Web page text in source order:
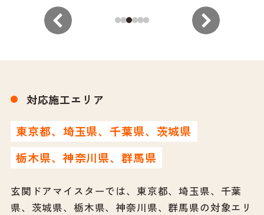
対応施工エリア
東京都、埼玉県、千葉県、茨城県
栃木県、神奈川県、群馬県
玄関ドアマイスターでは、東京都、埼玉県、千葉
県、茨城県、栃木県、神奈川県、群馬県の対象エリ